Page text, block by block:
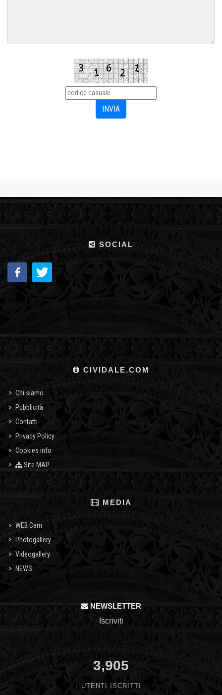
SOCIAL
CIVIDALE.COM
Chi siamo
Pubblicità
Contatti
Privacy Policy
Cookies info
Site MAP
MEDIA
WEB Cam
Photogallery
Videogallery
NEWS
NEWSLETTER
Iscriviti
3,905
UTENTI ISCRITTI